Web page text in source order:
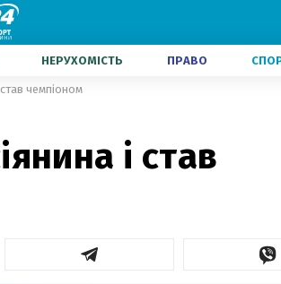
НЕРУХОМІСТЬ ПРАВО
чемпіоном
і став